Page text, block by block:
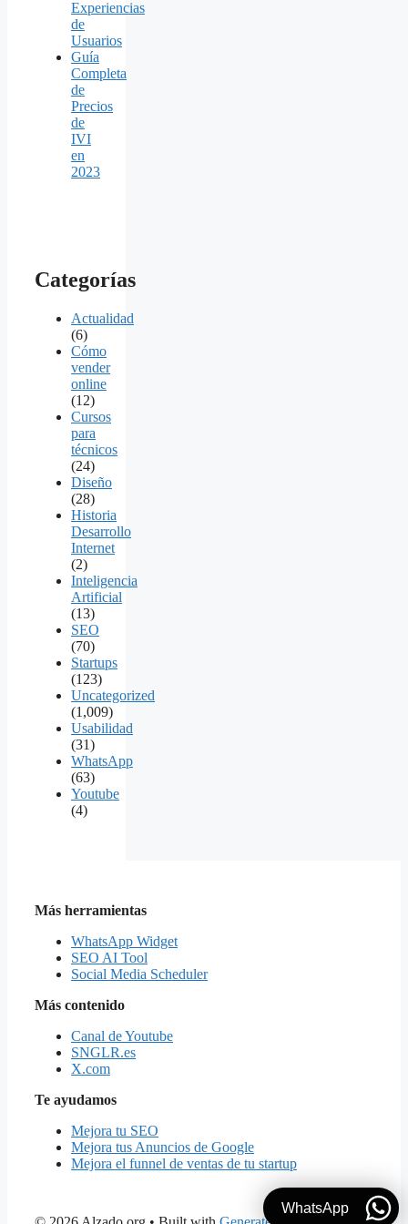
Experiencias
de
Usuarios
Guía
Completa
de
Precios
de
IVI
en
2023
Categorías
Actualidad
(6)
Cómo
vender
online
(12)
Cursos
para
técnicos
(24)
Diseño
(28)
Historia
Desarrollo
Internet
(2)
Inteligencia
Artificial
(13)
SEO
(70)
Startups
(123)
Uncategorized
(1,009)
Usabilidad
(31)
WhatsApp
(63)
Youtube
(4)
Más herramientas
WhatsApp Widget
SEO AI Tool
Social Media Scheduler
Más contenido
Canal de Youtube
SNGLR.es
X.com
Te ayudamos
Mejora tu SEO
Mejora tus Anuncios de Google
Mejora el funnel de ventas de tu startup
WhatsApp